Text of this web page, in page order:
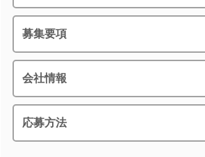
募集要項
会社情報
応募方法